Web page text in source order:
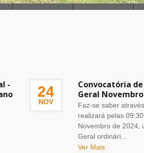
-
24
NOV
Convocatória
Geral Novembro
Faz-se saber
realizará pelas
Novembro de 2024,
Geral ordinári...
Ver Mais